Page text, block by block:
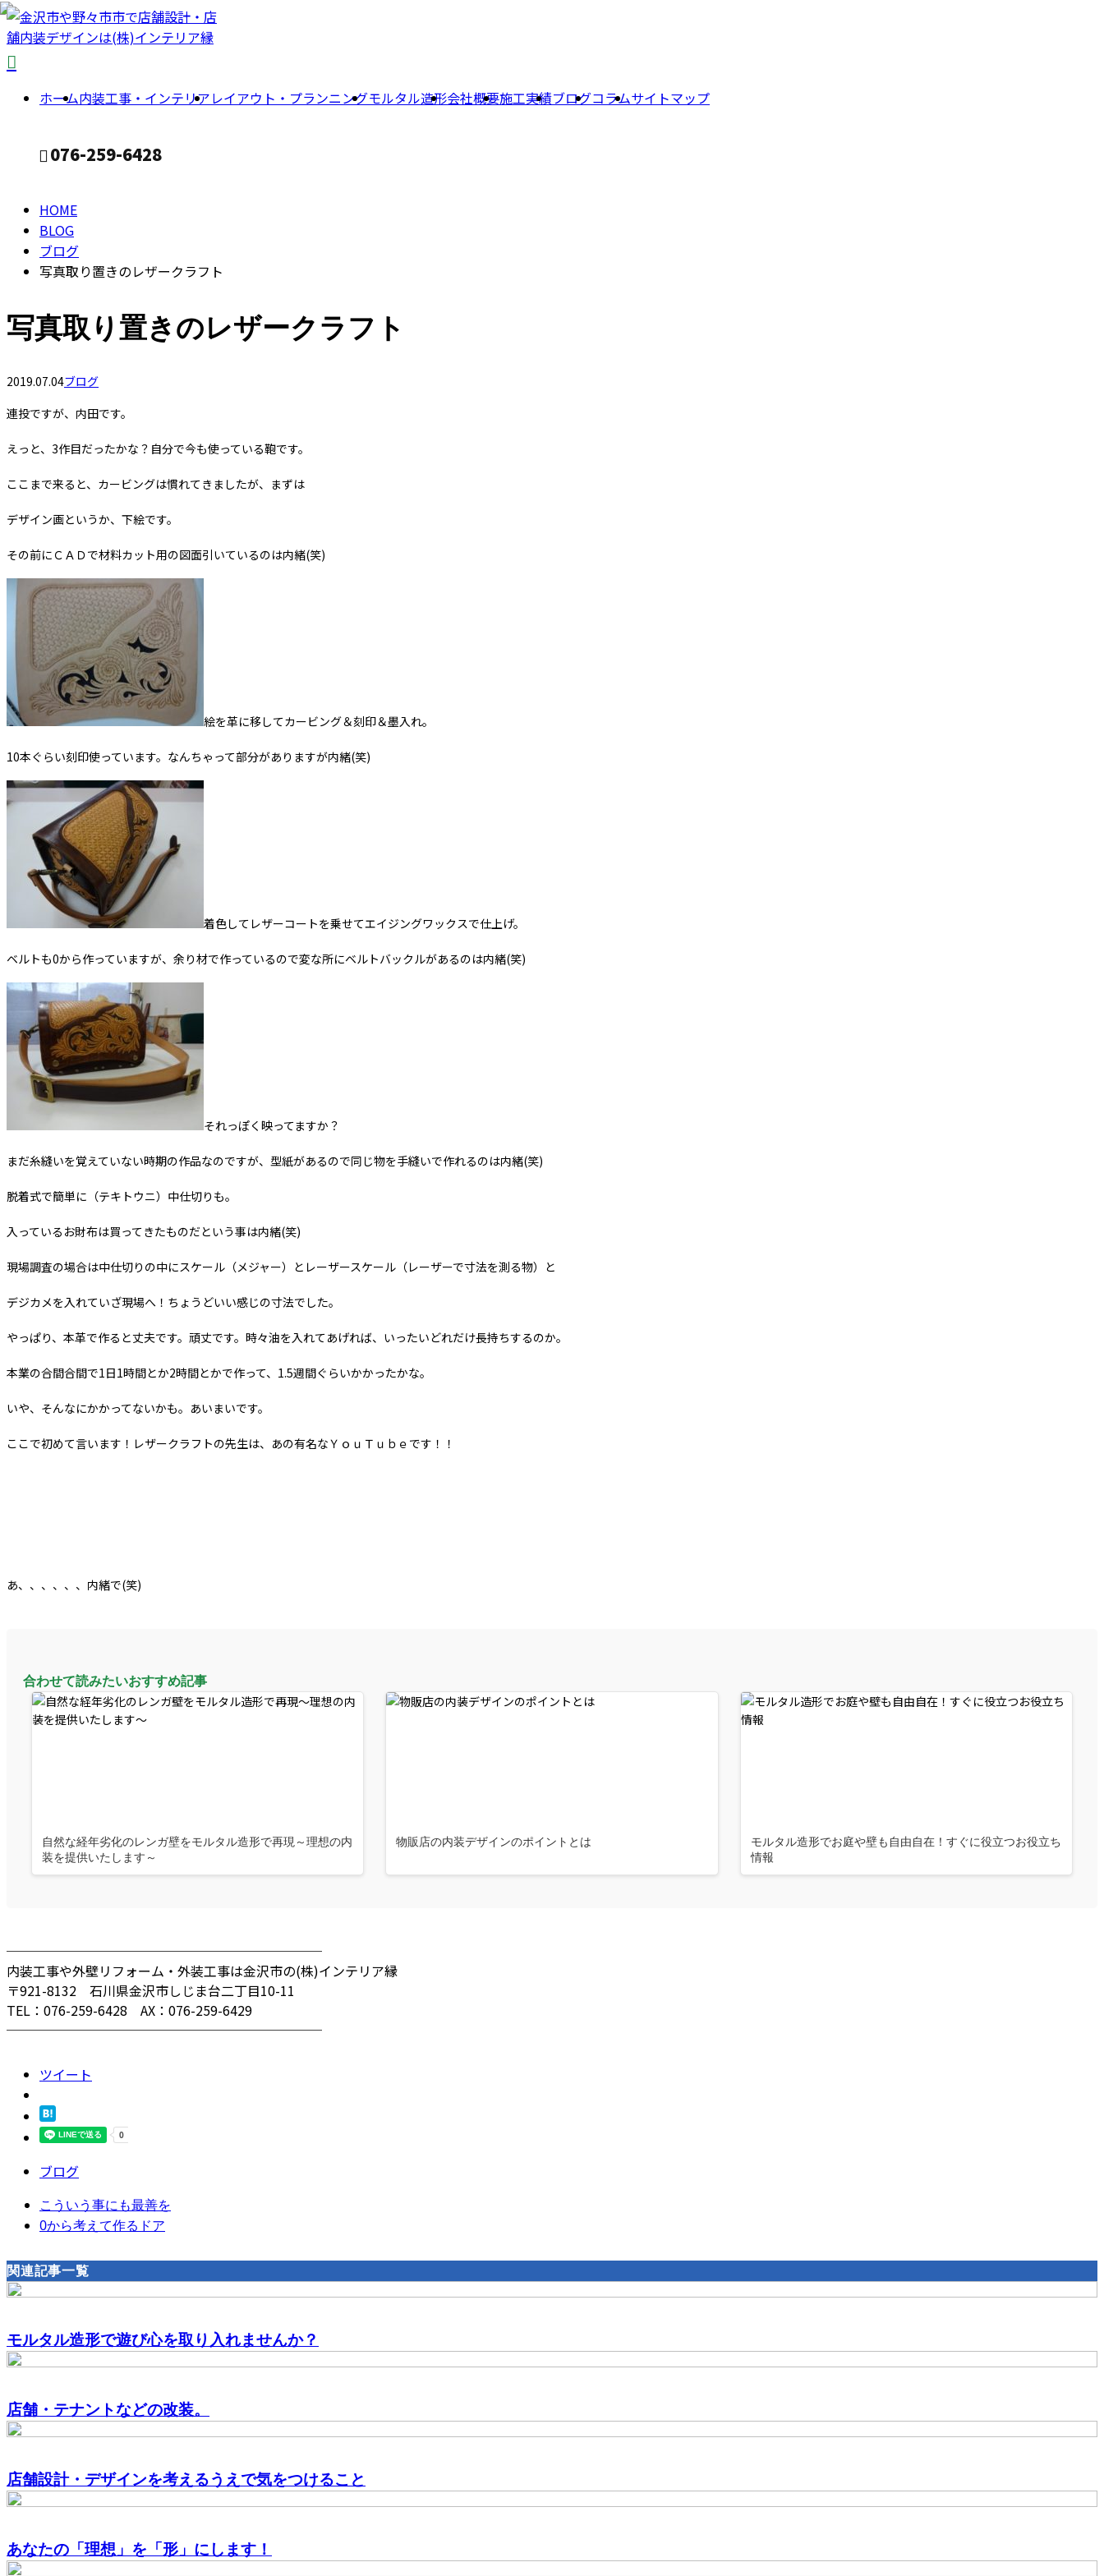
ホーム内装工事・インテリアレイアウト・プランニングモルタル造形会社概要施工実績ブログコラムサイトマップ
076-259-6428
CONTACT
BLOG
HOME
BLOG
ブログ
写真取り置きのレザークラフト
写真取り置きのレザークラフト
2019.07.04ブログ
連投ですが、内田です。
えっと、3作目だったかな？自分で今も使っている鞄です。
ここまで来ると、カービングは慣れてきましたが、まずは
デザイン画というか、下絵です。
その前にＣＡＤで材料カット用の図面引いているのは内緒(笑)
絵を革に移してカービング＆刻印＆墨入れ。
10本ぐらい刻印使っています。なんちゃって部分がありますが内緒(笑)
着色してレザーコートを乗せてエイジングワックスで仕上げ。
ベルトも0から作っていますが、余り材で作っているので変な所にベルトバックルがあるのは内緒(笑)
それっぽく映ってますか？
まだ糸縫いを覚えていない時期の作品なのですが、型紙があるので同じ物を手縫いで作れるのは内緒(笑)
脱着式で簡単に（テキトウニ）中仕切りも。
入っているお財布は買ってきたものだという事は内緒(笑)
現場調査の場合は中仕切りの中にスケール（メジャー）とレーザースケール（レーザーで寸法を測る物）と
デジカメを入れていざ現場へ！ちょうどいい感じの寸法でした。
やっぱり、本革で作ると丈夫です。頑丈です。時々油を入れてあげれば、いったいどれだけ長持ちするのか。
本業の合間合間で1日1時間とか2時間とかで作って、1.5週間ぐらいかかったかな。
いや、そんなにかかってないかも。あいまいです。
ここで初めて言います！レザークラフトの先生は、あの有名なＹｏｕＴｕｂｅです！！
あ、、、、、、内緒で(笑)
合わせて読みたいおすすめ記事
自然な経年劣化のレンガ壁をモルタル造形で再現～理想の内
装を提供いたします～
物販店の内装デザインのポイントとは
モルタル造形でお庭や壁も自由自在！すぐに役立つお役立ち
情報
────────────────────────
内装工事や外壁リフォーム・外装工事は金沢市の(株)インテリア縁
〒921-8132 石川県金沢市しじま台二丁目10-11
TEL：076-259-6428 AX：076-259-6429
────────────────────────
ツイート
ブログ
こういう事にも最善を
0から考えて作るドア
関連記事一覧
モルタル造形で遊び心を取り入れませんか？
店舗・テナントなどの改装。
店舗設計・デザインを考えるうえで気をつけること
あなたの「理想」を「形」にします！